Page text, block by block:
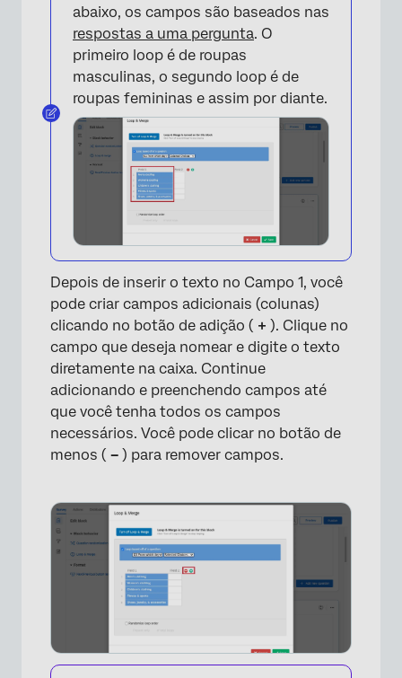
abaixo, os campos são baseados nas
respostas a uma pergunta. O
primeiro loop é de roupas
masculinas, o segundo loop é de
roupas femininas e assim por diante.
Depois de inserir o texto no Campo 1, você
pode criar campos adicionais (colunas)
clicando no botão de adição ( + ). Clique no
campo que deseja nomear e digite o texto
diretamente na caixa. Continue
adicionando e preenchendo campos até
que você tenha todos os campos
necessários. Você pode clicar no botão de
menos ( – ) para remover campos.